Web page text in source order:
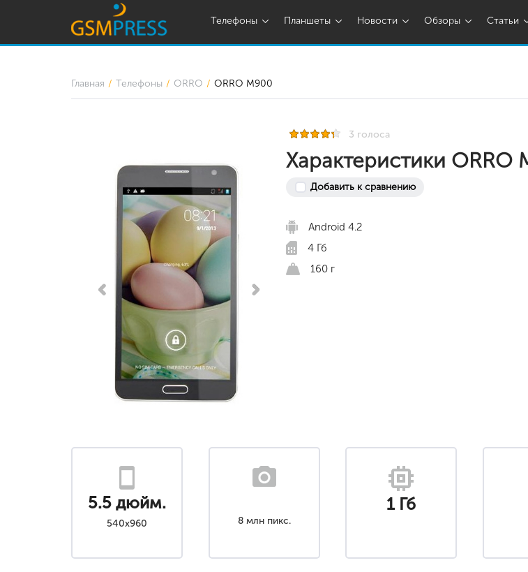
Телефоны Планшеты Новости Обзоры Статьи
Главная Телефоны ORRO ORRO M900
3 голоса
Характеристики ORRO
Добавить к сравнению
Android 4.2
4 Гб
160 г
5.5 дюйм.
540x960 8 млн пикс.
1 Гб